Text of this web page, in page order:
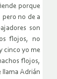
porque
pero no de a
son
flojos, no
cinco yo me
flojos,
llama Adrián